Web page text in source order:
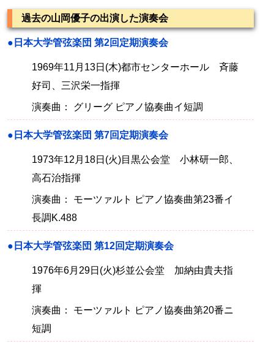
過去の山岡優子の出演した演奏会
●日本大学管弦楽団 第2回定期演奏会
1969年11月13日(木)都市センターホール 斉藤
好司、三沢栄一指揮
演奏曲： グリーグ ピアノ協奏曲イ短調
●日本大学管弦楽団 第7回定期演奏会
1973年12月18日(火)目黒公会堂 小林研一郎、
高石治指揮
演奏曲： モーツァルト ピアノ協奏曲第23番イ
長調K.488
●日本大学管弦楽団 第12回定期演奏会
1976年6月29日(火)杉並公会堂 加納由貴夫指
揮
演奏曲： モーツァルト ピアノ協奏曲第20番ニ
短調